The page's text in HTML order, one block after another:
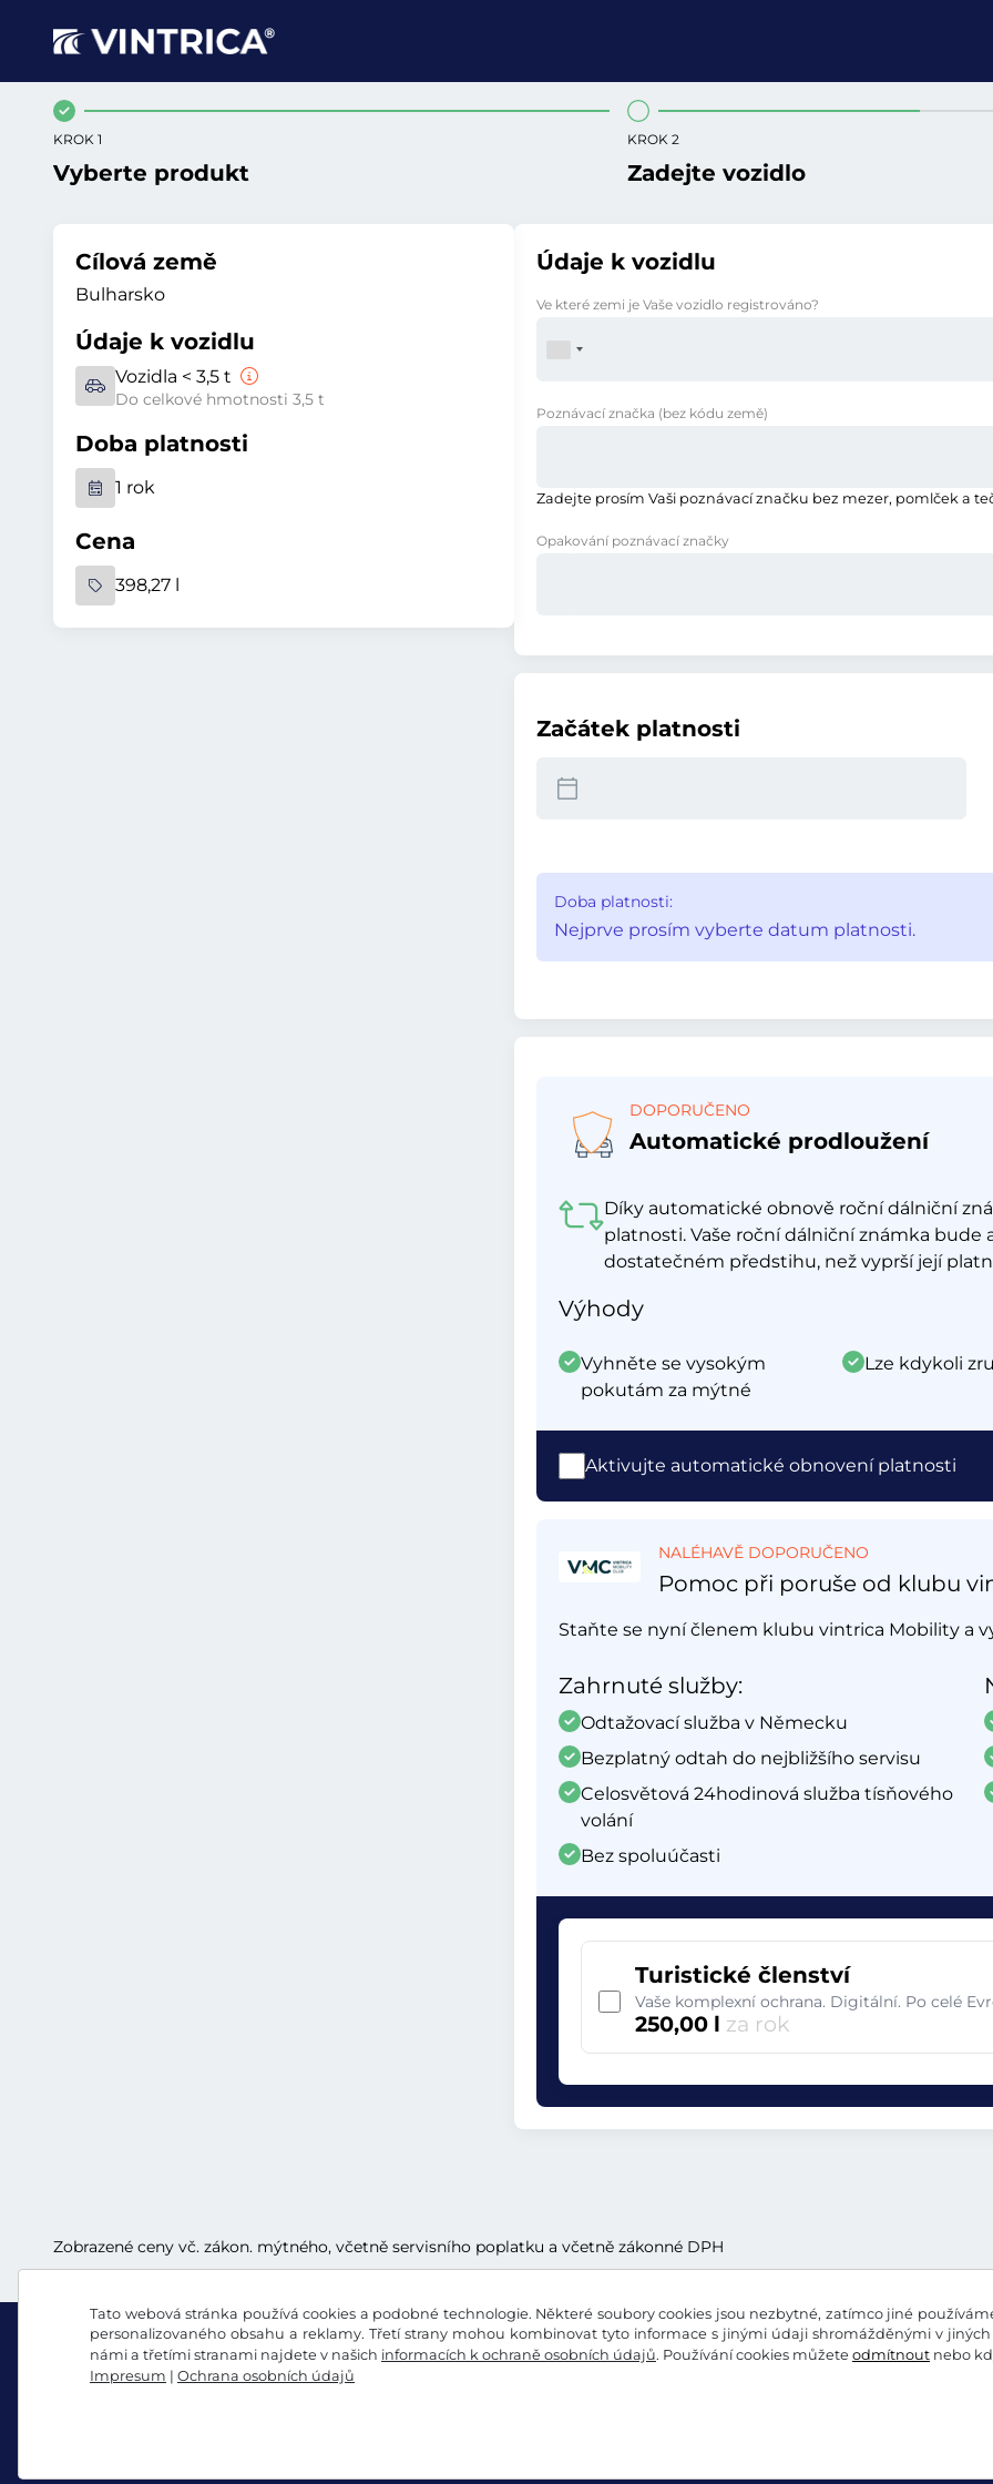
Tato webová stránka používá cookies a podobné technologie. Některé soubory cookies jsou nezbytné, zatímco jiné
personalizovaného obsahu a reklamy. Třetí strany mohou kombinovat tyto informace s jinými údaji shromážděnými v
námi a třetími stranami najdete v našich informacích k ochraně osobních údajů. Používání cookies můžete odmítnout nebo
Impresum | Ochrana osobních údajů
KROK 1
Vyberte produkt
KROK 2
Zadejte vozidlo
Cílová země
Bulharsko
Údaje k vozidlu
Vozidla < 3,5 t
Do celkové hmotnosti 3,5 t
Doba platnosti
1 rok
Cena
398,27 l
Údaje k vozidlu
Ve které zemi je Vaše vozidlo registrováno?
Poznávací značka (bez kódu země)
Zadejte prosím Vaši poznávací značku bez mezer, pomlček a
Opakování poznávací značky
Začátek platnosti
Doba platnosti:
Nejprve prosím vyberte datum platnosti.
DOPORUČENO
Automatické prodloužení
Díky automatické obnově roční dálniční
platnosti. Vaše roční dálniční známka
dostatečném předstihu, než vyprší její
Výhody
Vyhněte se vysokým
pokutám za mýtné
Lze kdykoli
Aktivujte automatické obnovení platnosti
NALÉHAVĚ DOPORUČENO
Pomoc při poruše od klubu
Staňte se nyní členem klubu vintrica Mobility a
Zahrnuté služby:
Odtažovací služba v Německu
Bezplatný odtah do nejbližšího servisu
Celosvětová 24hodinová služba tísňového
volání
Bez spoluúčasti
Turistické členství
Vaše komplexní ochrana. Digitální. Po celé
250,00 l za rok
Zobrazené ceny vč. zákon. mýtného, včetně servisního poplatku a včetně zákonné DPH